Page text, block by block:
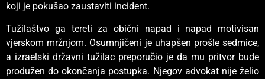
koji je pokušao zaustaviti incident.
Tužilaštvo ga tereti za obični napad i napad motivisan
vjerskom mržnjom. Osumnjičeni je uhapšen prošle sedmice,
a izraelski državni tužilac preporučio je da mu pritvor bude
produžen do okončanja postupka. Njegov advokat nije želio